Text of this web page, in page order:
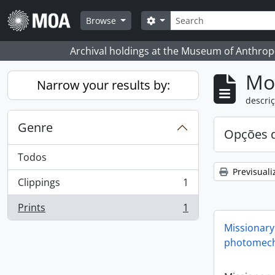
Skip to main content
Browse
Pesquisar
Search options
Archival holdings at the Museum of
Narrow your results by:
Genre
Todos
Clippings
, 1 resultados
1
Prints
, 1 resultados 1
Opções